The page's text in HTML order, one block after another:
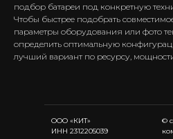
подбор батареи под конкретную
Чтобы быстрее подобрать
параметры оборудования или фото
определить оптимальную
лучший вариант по ресурсу,
©
ООО «КИТ»
ИНН 2312205039